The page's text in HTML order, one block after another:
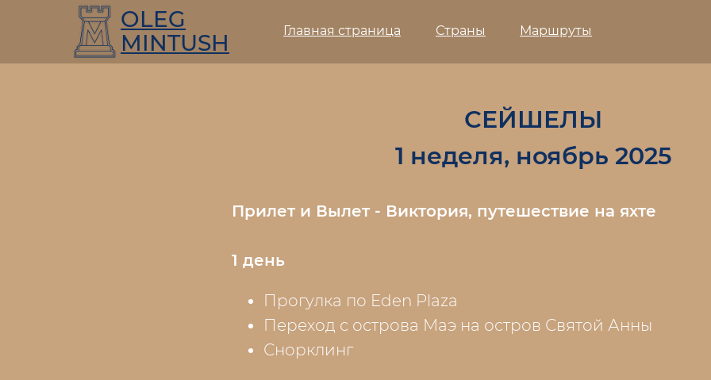
Главная страница Страны Маршруты
OLEG
MINTUSH
СЕЙШЕЛЫ
1 неделя, ноябрь 2025
Прилет и Вылет - Виктория, путешествие на яхте
1 день
Прогулка по Eden Plaza
Переход с острова Маэ на остров Святой Анны
Снорклинг